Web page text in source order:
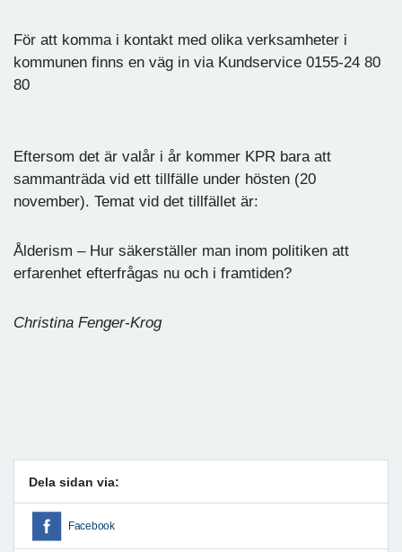
För att komma i kontakt med olika verksamheter i
kommunen finns en väg in via Kundservice 0155-24 80
80
Eftersom det är valår i år kommer KPR bara att
sammanträda vid ett tillfälle under hösten (20
november). Temat vid det tillfället är:
Ålderism – Hur säkerställer man inom politiken att
erfarenhet efterfrågas nu och i framtiden?
Christina Fenger-Krog
Dela sidan via:
Facebook